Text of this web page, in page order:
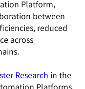
Platform,
between
reduced
across
Research in the
Platforms,